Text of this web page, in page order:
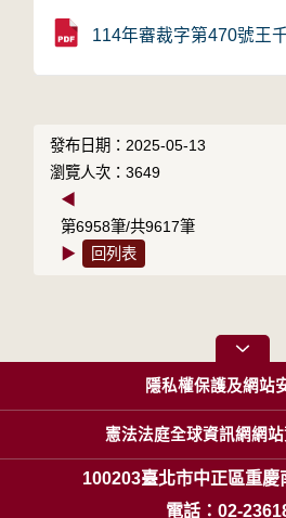
114年審裁字第470號王
發布日期：2025-05-13
瀏覽人次：3649
◀
第6958筆/共9617筆
▶
回列表
隱私權保護及網站
憲法法庭全球資訊網網
100203臺北市中正區重慶
電話：02-